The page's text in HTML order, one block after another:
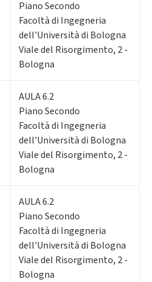
Piano Secondo
Facoltà di Ingegneria
dell'Università di Bologna
Viale del Risorgimento, 2 -
Bologna
AULA 6.2
Piano Secondo
Facoltà di Ingegneria
dell'Università di Bologna
Viale del Risorgimento, 2 -
Bologna
AULA 6.2
Piano Secondo
Facoltà di Ingegneria
dell'Università di Bologna
Viale del Risorgimento, 2 -
Bologna